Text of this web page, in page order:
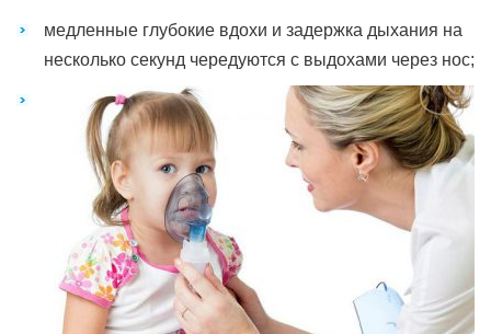
медленные глубокие вдохи и задержка дыхания на
несколько секунд чередуются с выдохами через нос;